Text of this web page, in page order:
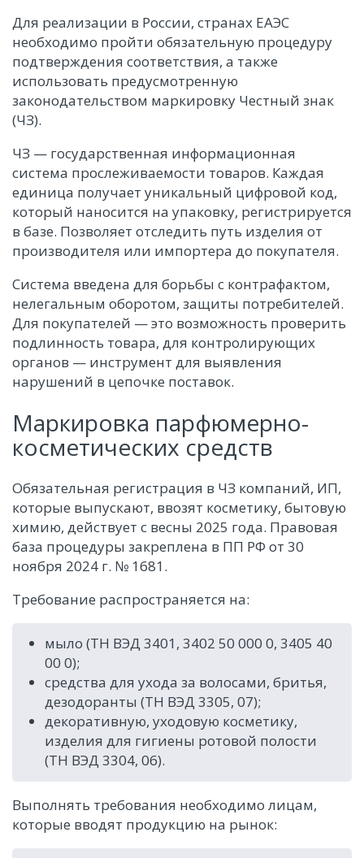
Для реализации в России, странах ЕАЭС
необходимо пройти обязательную процедуру
подтверждения соответствия, а также
использовать предусмотренную
законодательством маркировку Честный знак
(ЧЗ).
ЧЗ — государственная информационная
система прослеживаемости товаров. Каждая
единица получает уникальный цифровой код,
который наносится на упаковку, регистрируется
в базе. Позволяет отследить путь изделия от
производителя или импортера до покупателя.
Система введена для борьбы с контрафактом,
нелегальным оборотом, защиты потребителей.
Для покупателей — это возможность проверить
подлинность товара, для контролирующих
органов — инструмент для выявления
нарушений в цепочке поставок.
Маркировка парфюмерно-
косметических средств
Обязательная регистрация в ЧЗ компаний, ИП,
которые выпускают, ввозят косметику, бытовую
химию, действует с весны 2025 года. Правовая
база процедуры закреплена в ПП РФ от 30
ноября 2024 г. № 1681.
Требование распространяется на:
мыло (ТН ВЭД 3401, 3402 50 000 0, 3405 40
00 0);
средства для ухода за волосами, бритья,
дезодоранты (ТН ВЭД 3305, 07);
декоративную, уходовую косметику,
изделия для гигиены ротовой полости
(ТН ВЭД 3304, 06).
Выполнять требования необходимо лицам,
которые вводят продукцию на рынок: